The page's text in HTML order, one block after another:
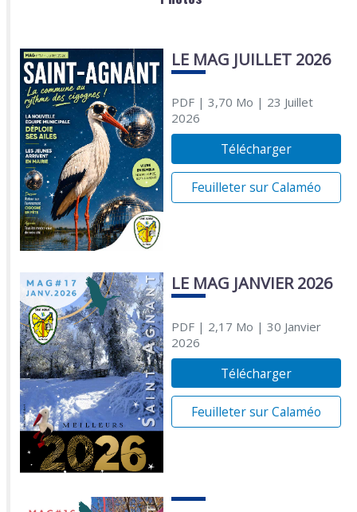
LE MAG JUILLET 2026
PDF| 3,70 Mo | 23 Juillet
2026
Télécharger
Feuilleter sur Calaméo
LE MAG JANVIER 2026
PDF| 2,17 Mo | 30 Janvier
2026
Télécharger
Feuilleter sur Calaméo